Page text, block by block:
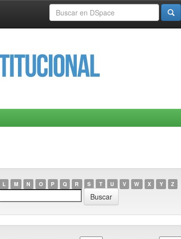
L M N O P Q R S T U V W X Y Z